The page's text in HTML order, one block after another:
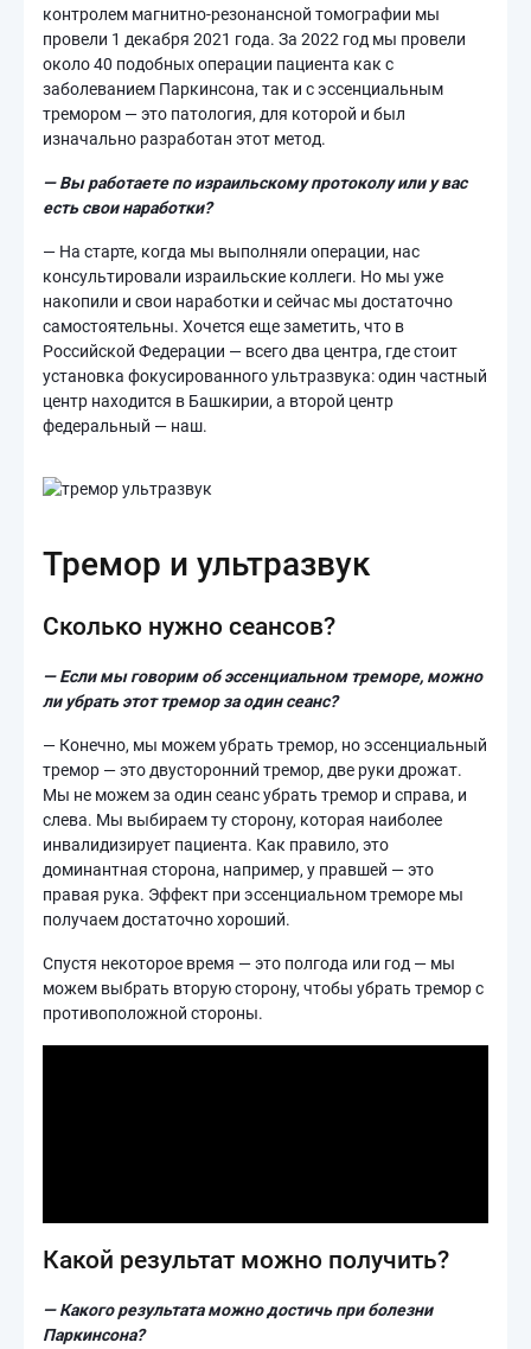
контролем магнитно-резонансной томографии мы
провели 1 декабря 2021 года. За 2022 год мы провели
около 40 подобных операции пациента как с
заболеванием Паркинсона, так и с эссенциальным
тремором — это патология, для которой и был
изначально разработан этот метод.
— Вы работаете по израильскому протоколу или у вас
есть свои наработки?
— На старте, когда мы выполняли операции, нас
консультировали израильские коллеги. Но мы уже
накопили и свои наработки и сейчас мы достаточно
самостоятельны. Хочется еще заметить, что в
Российской Федерации — всего два центра, где стоит
установка фокусированного ультразвука: один частный
центр находится в Башкирии, а второй центр
федеральный — наш.
Тремор и ультразвук
Сколько нужно сеансов?
— Если мы говорим об эссенциальном треморе, можно
ли убрать этот тремор за один сеанс?
— Конечно, мы можем убрать тремор, но эссенциальный
тремор — это двусторонний тремор, две руки дрожат.
Мы не можем за один сеанс убрать тремор и справа, и
слева. Мы выбираем ту сторону, которая наиболее
инвалидизирует пациента. Как правило, это
доминантная сторона, например, у правшей — это
правая рука. Эффект при эссенциальном треморе мы
получаем достаточно хороший.
Спустя некоторое время — это полгода или год — мы
можем выбрать вторую сторону, чтобы убрать тремор с
противоположной стороны.
Какой результат можно получить?
— Какого результата можно достичь при болезни
Паркинсона?